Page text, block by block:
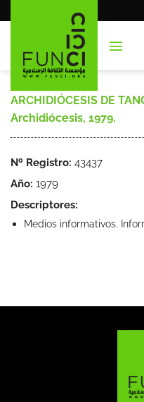
al
ARCHIDIÓCESIS DE
Archidiócesis, 1979.
Nº Registro: 43437
Año: 1979
Descriptores:
Medios informativos.